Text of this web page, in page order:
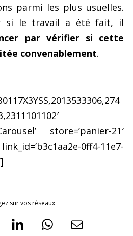
parmi les plus usuelles.
si le travail a été fait, il
par vérifier si cette
convenablement.
store=’panier-21′
0ff4-11e7-
sur vos réseaux